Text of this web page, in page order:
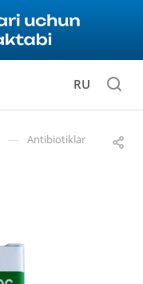
RU
— Antibiotiklar